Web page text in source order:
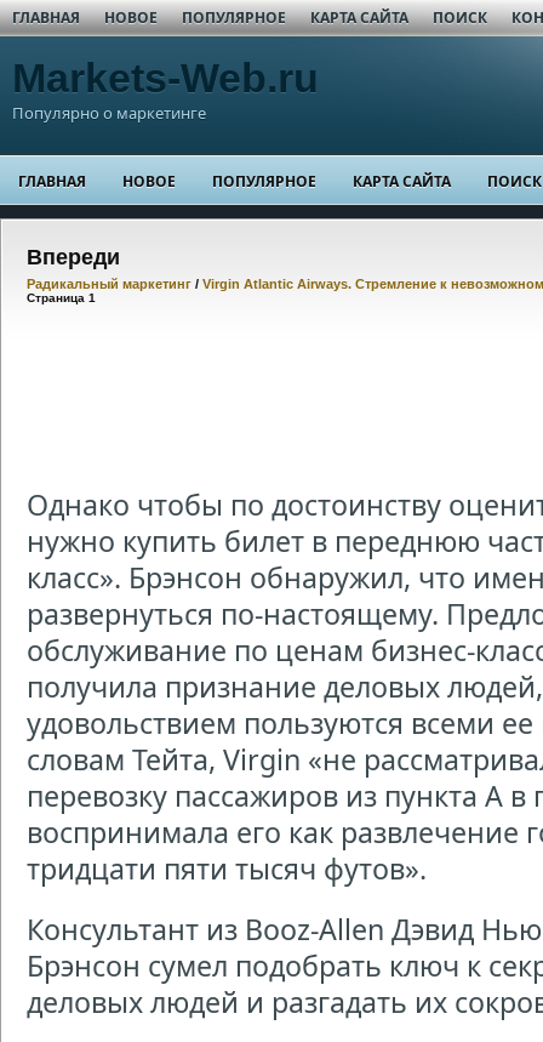
ГЛАВНАЯ НОВОЕ ПОПУЛЯРНОЕ КАРТА САЙТА ПОИСК
Markets-Web.ru
Популярно о маркетинге
ГЛАВНАЯ НОВОЕ ПОПУЛЯРНОЕ КАРТА САЙТА ПОИСК
Впереди
Радикальный маркетинг / Virgin Atlantic Airways. Стремление к
Страница 1
Однако чтобы по достоинству
нужно купить билет в переднюю
класс». Брэнсон обнаружил, что
развернуться по-настоящему.
обслуживание по ценам бизнес-
получила признание деловых
удовольствием пользуются всеми
словам Тейта, Virgin «не
перевозку пассажиров из пункта А в
воспринимала его как развлечение
тридцати пяти тысяч футов».
Консультант из Booz-Allen Дэвид
Брэнсон сумел подобрать ключ к
деловых людей и разгадать их